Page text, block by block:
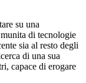
su una
di tecnologie
sia al resto degli
di una sua
capace di erogare